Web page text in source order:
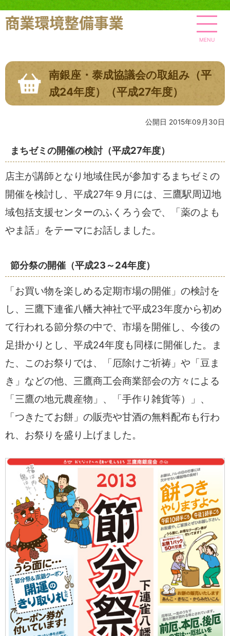
MENU
南銀座・泰成協議会の取組み（平
成24年度）（平成27年度）
公開日 2015年09月30日
まちゼミの開催の検討（平成27年度）
店主が講師となり地域住民が参加するまちゼミの
開催を検討し、平成27年９月には、三鷹駅周辺地
域包括支援センターのふくろう会で、「薬のよも
やま話」をテーマにお話しました。
節分祭の開催（平成23～24年度）
「お買い物を楽しめる定期市場の開催」の検討を
し、三鷹下連雀八幡大神社で平成23年度から初め
て行われる節分祭の中で、市場を開催し、今後の
足掛かりとし、平成24年度も同様に開催した。ま
た、このお祭りでは、「厄除けご祈祷」や「豆ま
き」などの他、三鷹商工会商業部会の方々による
「三鷹の地元農産物」、「手作り雑貨等）」、
「つきたてお餅」の販売や甘酒の無料配布も行わ
れ、お祭りを盛り上げました。